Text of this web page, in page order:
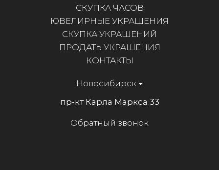
СКУПКА ЧАСОВ
ЮВЕЛИРНЫЕ УКРАШЕНИЯ
СКУПКА УКРАШЕНИЙ
ПРОДАТЬ УКРАШЕНИЯ
КОНТАКТЫ
Новосибирск
пр-кт Карла Маркса 33
Обратный звонок